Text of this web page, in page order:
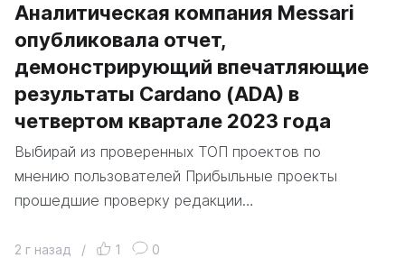
Аналитическая компания Messari
опубликовала отчет,
демонстрирующий впечатляющие
результаты Cardano (ADA) в
четвертом квартале 2023 года
Выбирай из проверенных ТОП проектов по
мнению пользователей Прибыльные проекты
прошедшие проверку редакции…
2 г назад / 1 0